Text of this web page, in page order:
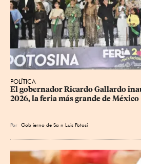
POLÍTICA
​El gobernador Ricardo Gallardo
2026, la feria más grande de México
Por Gob ierno de Sa n Luis Potosí